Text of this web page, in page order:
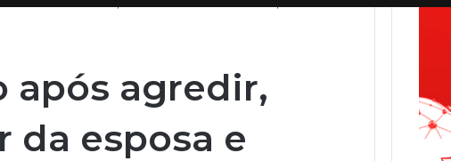
após agredir,
da esposa e